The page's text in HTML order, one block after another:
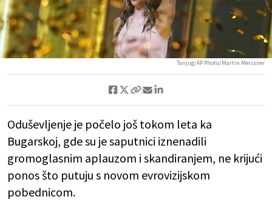
Tanjug/AP Photo/Martin Meissner
Oduševljenje je počelo još tokom leta ka
Bugarskoj, gde su je saputnici iznenadili
gromoglasnim aplauzom i skandiranjem, ne krijući
ponos što putuju s novom evrovizijskom
pobednicom.